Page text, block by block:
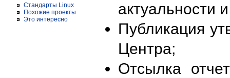
Стандарты Linux
Похожие проекты
Это интересно
актуальности
Публикация
Центра;
Отсылка